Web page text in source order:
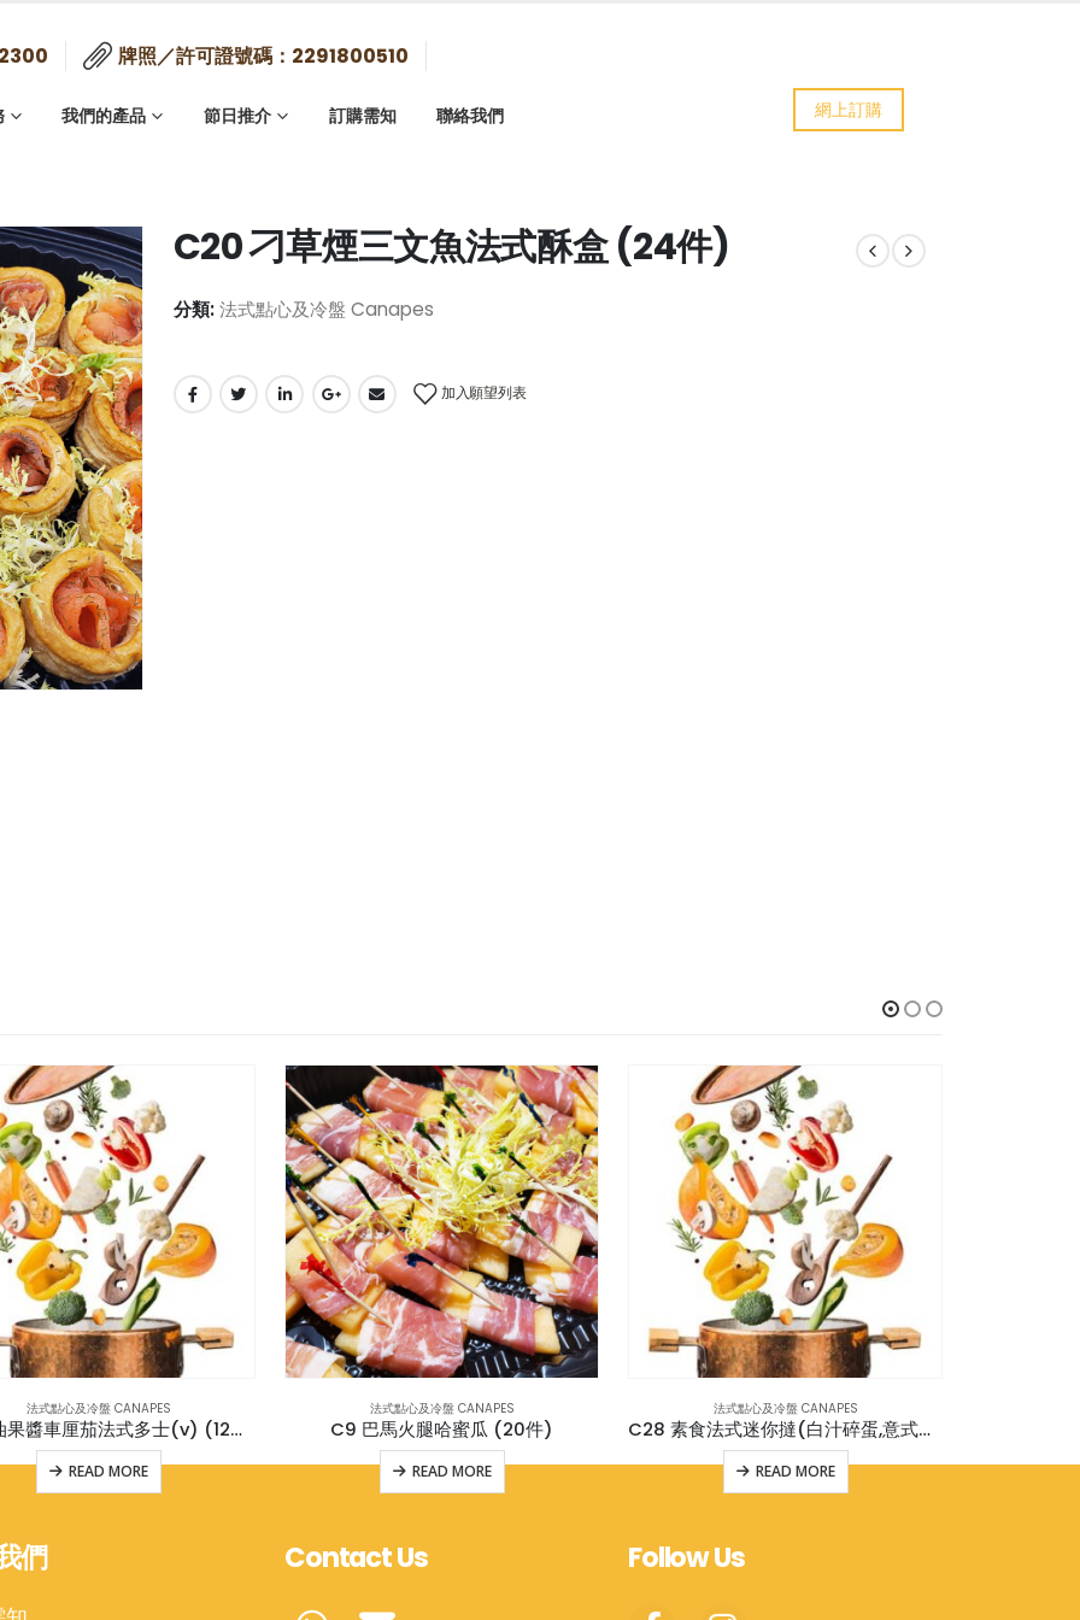
牌照／許可證號碼：2291800510
我們的產品 節日推介 訂購需知 聯絡我們 網上訂購
C20 刁草煙三文魚法式酥盒 (24件)
分類:法式點心及冷盤 Canapes
加入願望列表
法式點心及冷盤 CANAPES
C5 牛油果醬車厘茄法式多士(v) (12件)
READ MORE
法式點心及冷盤 CANAPES
C9 巴馬火腿哈蜜瓜 (20件)
READ MORE
法式點心及冷盤 CANAPES
C28 素食法式迷你撻(白汁碎蛋,意式蕃茄碎,牛油果青瓜)各8件(v) (共24件)
READ MORE
們 Contact Us Follow Us